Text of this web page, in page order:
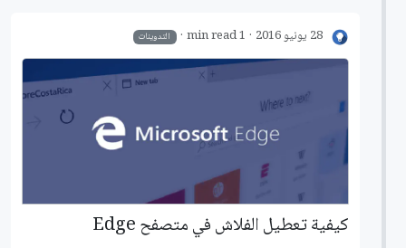
28 يونيو 2016 1 min read التدوينات
كيفية تعطيل الفلاش في متصفح Edge